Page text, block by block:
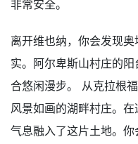
非常安全。
离开维也纳，你会发现
实。阿尔卑斯山村庄的
合悠闲漫步。 从克拉根
风景如画的湖畔村庄。
气息融入了这片土地。